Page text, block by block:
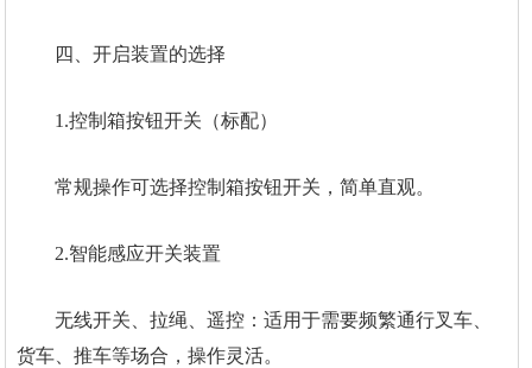
四、开启装置的选择
1.控制箱按钮开关（标配）
常规操作可选择控制箱按钮开关，简单直观。
2.智能感应开关装置
无线开关、拉绳、遥控：适用于需要频繁通行叉车、
货车、推车等场合，操作灵活。